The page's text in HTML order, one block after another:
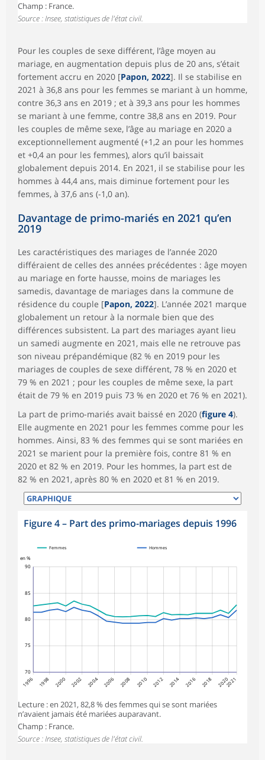
Champ : France.
Source : Insee, statistiques de l'état civil.
Pour les couples de sexe différent, l’âge moyen au
mariage, en augmentation depuis plus de 20 ans, s’était
fortement accru en 2020 [Papon, 2022]. Il se stabilise en
2021 à 36,8 ans pour les femmes se mariant à un homme,
contre 36,3 ans en 2019 ; et à 39,3 ans pour les hommes
se mariant à une femme, contre 38,8 ans en 2019. Pour
les couples de même sexe, l’âge au mariage en 2020 a
exceptionnellement augmenté (+1,2 an pour les hommes
et +0,4 an pour les femmes), alors qu’il baissait
globalement depuis 2014. En 2021, il se stabilise pour les
hommes à 44,4 ans, mais diminue fortement pour les
femmes, à 37,6 ans (-1,0 an).
Davantage de primo-mariés en 2021 qu’en
2019
Les caractéristiques des mariages de l’année 2020
différaient de celles des années précédentes : âge moyen
au mariage en forte hausse, moins de mariages les
samedis, davantage de mariages dans la commune de
résidence du couple [Papon, 2022]. L’année 2021 marque
globalement un retour à la normale bien que des
différences subsistent. La part des mariages ayant lieu
un samedi augmente en 2021, mais elle ne retrouve pas
son niveau prépandémique (82 % en 2019 pour les
mariages de couples de sexe différent, 78 % en 2020 et
79 % en 2021 ; pour les couples de même sexe, la part
était de 79 % en 2019 puis 73 % en 2020 et 76 % en 2021).
La part de primo-mariés avait baissé en 2020 (figure 4).
Elle augmente en 2021 pour les femmes comme pour les
hommes. Ainsi, 83 % des femmes qui se sont mariées en
2021 se marient pour la première fois, contre 81 % en
2020 et 82 % en 2019. Pour les hommes, la part est de
82 % en 2021, après 80 % en 2020 et 81 % en 2019.
Figure 4 – Part des primo-mariages depuis 1996
70
75
80
85
90
en %
1996 1998 2000 2002 2004 2006 2008 2010 2012 2014 2016 2018 20202021
Femmes Hommes
Lecture : en 2021, 82,8 % des femmes qui se sont mariées
n’avaient jamais été mariées auparavant.
Champ : France.
Source : Insee, statistiques de l'état civil.